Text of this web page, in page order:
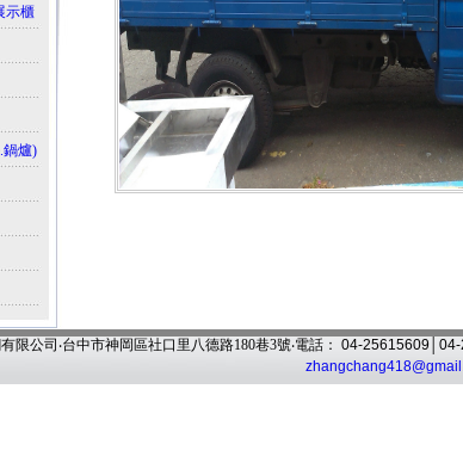
示櫃
鍋爐)
限公司‧台中市神岡區社口里八德路180巷3號‧電話： 04-